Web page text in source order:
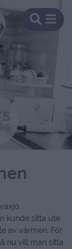
kunde sitta ute
av värmen. För
nu vill man sitta